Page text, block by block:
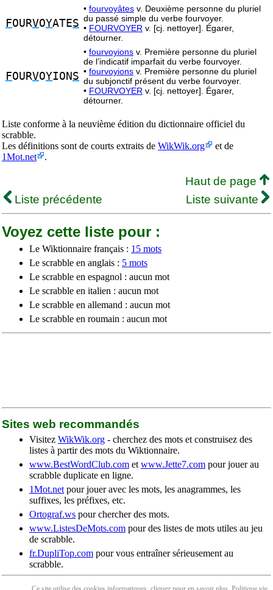
FOURVOYATES
• fourvoyâtes v. Deuxième personne du pluriel
du passé simple du verbe fourvoyer.
• FOURVOYER v. [cj. nettoyer]. Égarer,
détourner.
FOURVOYION S
• fourvoyions v. Première personne du pluriel
de l’indicatif imparfait du verbe fourvoyer.
• fourvoyions v. Première personne du pluriel
du subjonctif présent du verbe fourvoyer.
• FOURVOYER v. [cj. nettoyer]. Égarer,
détourner.
Liste conforme à la neuvième édition du dictionnaire officiel du
scrabble.
Les définitions sont de courts extraits de WikWik.org
et de
1Mot.net
.
Haut de page
Liste précédente
Liste suivante
Voyez cette liste pour :
Le Wiktionnaire français : 15 mots
Le scrabble en anglais : 5 mots
Le scrabble en espagnol : aucun mot
Le scrabble en italien : aucun mot
Le scrabble en allemand : aucun mot
Le scrabble en roumain : aucun mot
Sites web recommandés
Visitez WikWik.org - cherchez des mots et construisez des
listes à partir des mots du Wiktionnaire.
www.BestWordClub.com et www.Jette7.com pour jouer au
scrabble duplicate en ligne.
1Mot.net pour jouer avec les mots, les anagrammes, les
suffixes, les préfixes, etc.
Ortograf.ws pour chercher des mots.
www.ListesDeMots.com pour des listes de mots utiles au jeu
de scrabble.
fr.DupliTop.com pour vous entraîner sérieusement au
scrabble.